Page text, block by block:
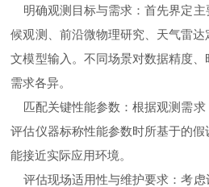
明确观测目标与需求：首先界定主
候观测、前沿微物理研究、天气雷
文模型输入。不同场景对数据精度
需求各异。
匹配关键性能参数：根据观测需求
评估仪器标称性能参数时所基于的
能接近实际应用环境。
评估现场适用性与维护要求：考虑